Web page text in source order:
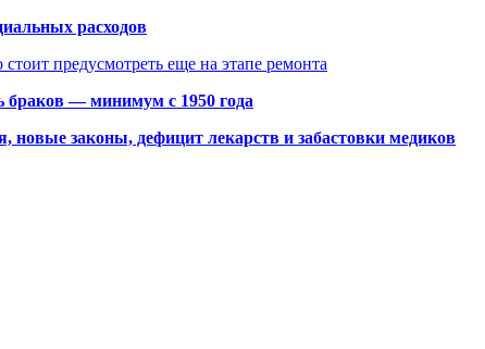
расходов
предусмотреть еще на этапе ремонта
браков — минимум с 1950 года
законы, дефицит лекарств и забастовки медиков